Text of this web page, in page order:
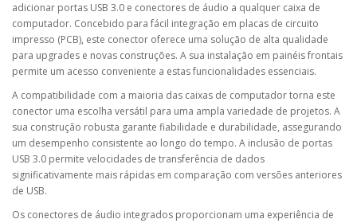
adicionar portas USB 3.0 e conectores de áudio a qualquer caixa de
computador. Concebido para fácil integração em placas de circuito
impresso (PCB), este conector oferece uma solução de alta qualidade
para upgrades e novas construções. A sua instalação em painéis frontais
permite um acesso conveniente a estas funcionalidades essenciais.
A compatibilidade com a maioria das caixas de computador torna este
conector uma escolha versátil para uma ampla variedade de projetos. A
sua construção robusta garante fiabilidade e durabilidade, assegurando
um desempenho consistente ao longo do tempo. A inclusão de portas
USB 3.0 permite velocidades de transferência de dados
significativamente mais rápidas em comparação com versões anteriores
de USB.
Os conectores de áudio integrados proporcionam uma experiência de